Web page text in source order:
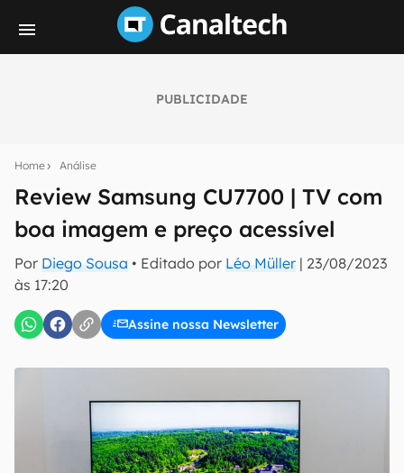
PUBLICIDADE
Home Análise
Review Samsung CU7700 | TV com
boa imagem e preço acessível
Por Diego Sousa • Editado por Léo Müller | 23/08/2023
às 17:20
Assine nossa Newsletter
notícias e reviews sobre tecnologia em primeira
mão.
E-mail